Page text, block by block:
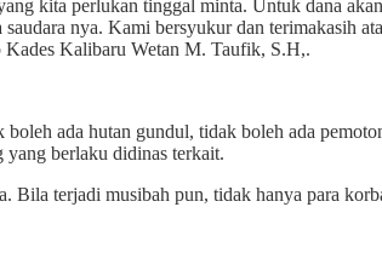
kita perlukan tinggal minta. Untuk dana
nya. Kami bersyukur dan terimakasih
Kades Kalibaru Wetan M. Taufik, S.H,.
ada hutan gundul, tidak boleh ada
yang berlaku didinas terkait.
terjadi musibah pun, tidak hanya para